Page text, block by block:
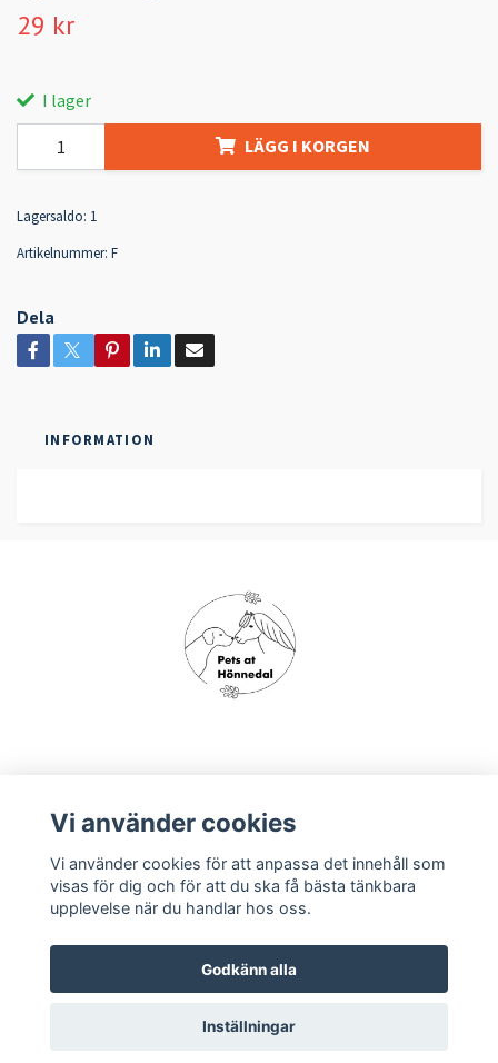
29 kr
I lager
LÄGG I KORGEN
Lagersaldo: 1
Artikelnummer: F
Dela
INFORMATION
Köpvillkor
Vi använder cookies
Vi använder cookies för att anpassa det innehåll som
visas för dig och för att du ska få bästa tänkbara
upplevelse när du handlar hos oss.
Godkänn alla
Inställningar